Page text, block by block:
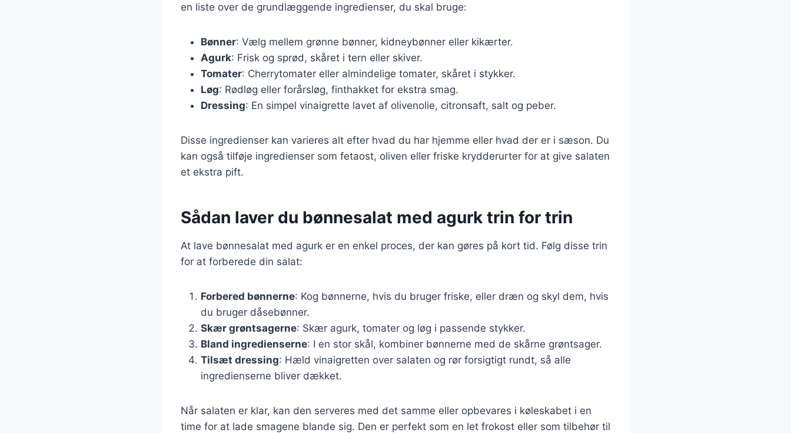
en liste over de grundlæggende ingredienser, du skal bruge:
Bønner: Vælg mellem grønne bønner, kidneybønner eller kikærter.
Agurk: Frisk og sprød, skåret i tern eller skiver.
Tomater: Cherrytomater eller almindelige tomater, skåret i stykker.
Løg: Rødløg eller forårsløg, finthakket for ekstra smag.
Dressing: En simpel vinaigrette lavet af olivenolie, citronsaft, salt og peber.
Disse ingredienser kan varieres alt efter hvad du har hjemme eller hvad der er i sæson. Du
kan også tilføje ingredienser som fetaost, oliven eller friske krydderurter for at give salaten
et ekstra pift.
Sådan laver du bønnesalat med agurk trin for trin
At lave bønnesalat med agurk er en enkel proces, der kan gøres på kort tid. Følg disse trin
for at forberede din salat:
Forbered bønnerne: Kog bønnerne, hvis du bruger friske, eller dræn og skyl dem, hvis
du bruger dåsebønner.
Skær grøntsagerne: Skær agurk, tomater og løg i passende stykker.
Bland ingredienserne: I en stor skål, kombiner bønnerne med de skårne grøntsager.
Tilsæt dressing: Hæld vinaigretten over salaten og rør forsigtigt rundt, så alle
ingredienserne bliver dækket.
Når salaten er klar, kan den serveres med det samme eller opbevares i køleskabet i en
time for at lade smagene blande sig. Den er perfekt som en let frokost eller som tilbehør til